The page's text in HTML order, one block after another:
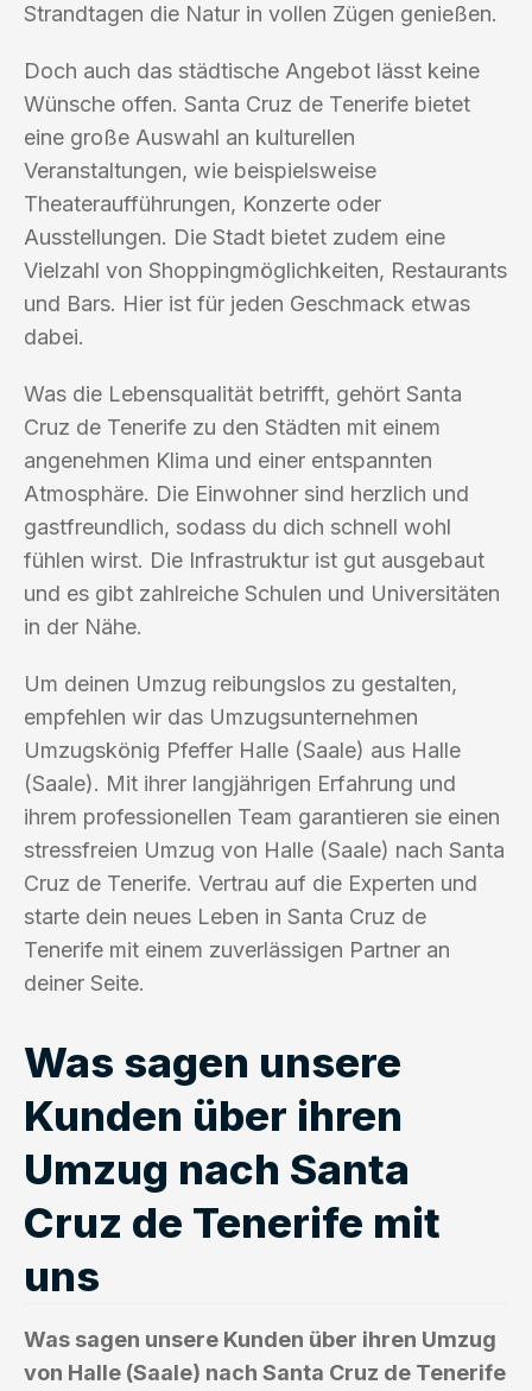
Strandtagen die Natur in vollen Zügen genießen.
Doch auch das städtische Angebot lässt keine
Wünsche offen. Santa Cruz de Tenerife bietet
eine große Auswahl an kulturellen
Veranstaltungen, wie beispielsweise
Theateraufführungen, Konzerte oder
Ausstellungen. Die Stadt bietet zudem eine
Vielzahl von Shoppingmöglichkeiten, Restaurants
und Bars. Hier ist für jeden Geschmack etwas
dabei.
Was die Lebensqualität betrifft, gehört Santa
Cruz de Tenerife zu den Städten mit einem
angenehmen Klima und einer entspannten
Atmosphäre. Die Einwohner sind herzlich und
gastfreundlich, sodass du dich schnell wohl
fühlen wirst. Die Infrastruktur ist gut ausgebaut
und es gibt zahlreiche Schulen und Universitäten
in der Nähe.
Um deinen Umzug reibungslos zu gestalten,
empfehlen wir das Umzugsunternehmen
Umzugskönig Pfeffer Halle (Saale) aus Halle
(Saale). Mit ihrer langjährigen Erfahrung und
ihrem professionellen Team garantieren sie einen
stressfreien Umzug von Halle (Saale) nach Santa
Cruz de Tenerife. Vertrau auf die Experten und
starte dein neues Leben in Santa Cruz de
Tenerife mit einem zuverlässigen Partner an
deiner Seite.
Was sagen unsere
Kunden über ihren
Umzug nach Santa
Cruz de Tenerife mit
uns
Was sagen unsere Kunden über ihren Umzug
von Halle (Saale) nach Santa Cruz de Tenerife